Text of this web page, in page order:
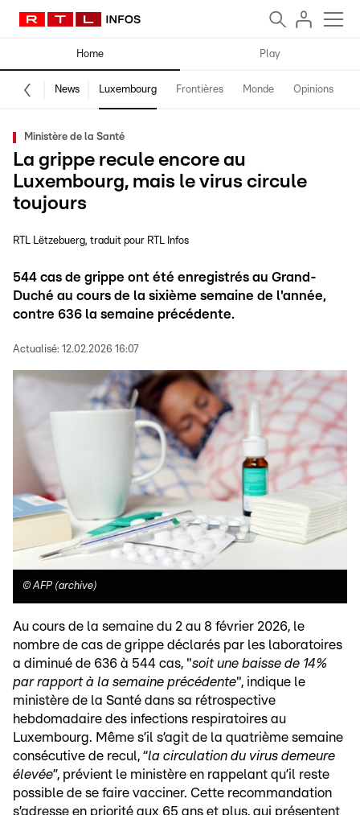
Home Play
News Luxembourg Frontières Monde Opinions
Ministère de la Santé
La grippe recule encore au
Luxembourg, mais le virus circule
toujours
RTL Lëtzebuerg traduit pour RTL Infos
544 cas de grippe ont été enregistrés au Grand-
Duché au cours de la sixième semaine de l'année,
contre 636 la semaine précédente.
Actualisé: 12.02.2026 16:07
©AFP (archive)
Au cours de la semaine du 2 au 8 février 2026, le
nombre de cas de grippe déclarés par les laboratoires
a diminué de 636 à 544 cas, "soit une baisse de 14%
par rapport à la semaine précédente", indique le
ministère de la Santé dans sa rétrospective
hebdomadaire des infections respiratoires au
Luxembourg. Même s’il s’agit de la quatrième semaine
consécutive de recul, “la circulation du virus demeure
élevée”, prévient le ministère en rappelant qu’il reste
possible de se faire vacciner. Cette recommandation
s’adresse en priorité aux 65 ans et plus, qui présentent